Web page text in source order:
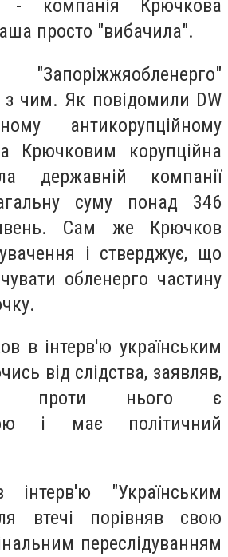
- компанія Крючкова
просто "вибачила".
з чим. Як повідомили DW
антикорупційному
Крючковим корупційна
державній компанії
суму понад 346
Сам же Крючков
і стверджує, що
обленерго частину
в інтерв'ю українським
від слідства, заявляв,
проти нього є
і має політичний
інтерв'ю "Українським
втечі порівняв свою
переслідуванням